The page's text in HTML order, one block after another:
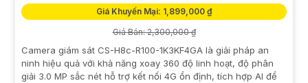
Giá Khuyến Mại: 1,899,000 ₫
Giá Bán: 2,300,000 ₫
Camera giám sát CS-H8c-R100-1K3KF4GA là giải pháp an
ninh hiệu quả với khả năng xoay 360 độ linh hoạt, độ phân
giải 3.0 MP sắc nét hỗ trợ kết nối 4G ổn định, tích hợp AI để